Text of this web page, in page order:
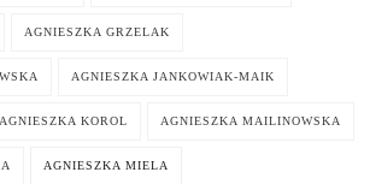
AGNIESZKA GRZELAK
AGNIESZKA JANKOWIAK-MAIK
AGNIESZKA KOROL AGNIESZKA MAILINOWSKA
AGNIESZKA MIELA